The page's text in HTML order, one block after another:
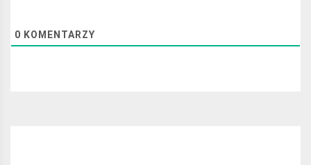
0 KOMENTARZY